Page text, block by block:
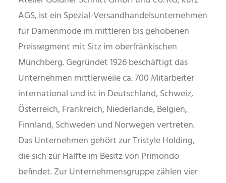
AGS, ist ein Spezial-Versandhandelsunternehmen
für Damenmode im mittleren bis gehobenen
Preissegment mit Sitz im oberfränkischen
Münchberg. Gegründet 1926 beschäftigt das
Unternehmen mittlerweile ca. 700 Mitarbeiter
international und ist in Deutschland, Schweiz,
Österreich, Frankreich, Niederlande, Belgien,
Finnland, Schweden und Norwegen vertreten.
Das Unternehmen gehört zur Tristyle Holding,
die sich zur Hälfte im Besitz von Primondo
befindet. Zur Unternehmensgruppe zählen vier